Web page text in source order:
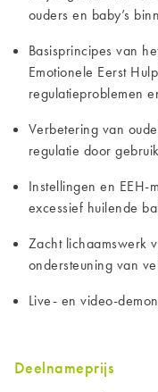
ouders en baby’s
Basisprincipes van
Emotionele Eerst
regulatieproblemen
Verbetering van
regulatie door
Instellingen en EEH-
excessief huilende
Zacht lichaamswerk
ondersteuning van
Live- en video-
Deelnameprijs